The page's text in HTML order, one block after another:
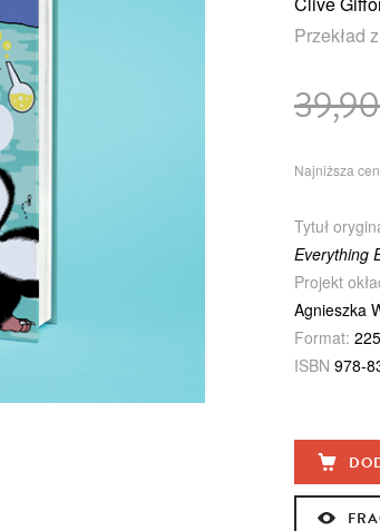
Przekład
Najniższa
Tytuł
Everything
Projekt
Agnieszka
Format:
ISBN 978-